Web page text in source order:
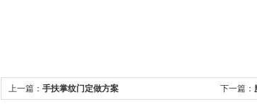
上一篇： 手扶掌纹门定做方案 下一篇：